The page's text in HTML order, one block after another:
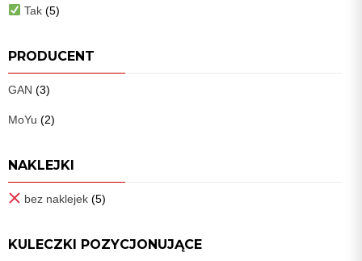
Tak (5)
PRODUCENT
GAN (3)
MoYu (2)
NAKLEJKI
bez naklejek (5)
KULECZKI POZYCJONUJĄCE